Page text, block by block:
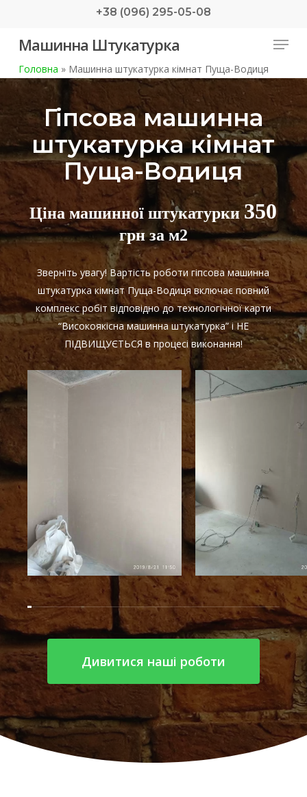
main
+38 (096) 295-05-08
Машинна Штукатурка Menu
Головна »Машинна штукатурка кімнат Пуща-Водиця
Гіпсова машинна
штукатурка кімнат
Пуща-Водиця
Ціна машинної штукатурки350
грн за м2
Зверніть увагу! Вартість роботи гіпсова машинна
штукатурка кімнат Пуща-Водиця включає повний
комплекс робіт відповідно до технологічної карти
“Високоякісна машинна штукатурка” і НЕ
ПІДВИЩУЄТЬСЯ в процесі виконання!
Дивитися наші роботи